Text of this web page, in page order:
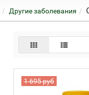
Другие заболевания
1 695 руб